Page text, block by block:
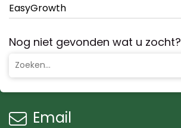
EasyGrowth
Nog niet gevonden wat u zocht?
Email